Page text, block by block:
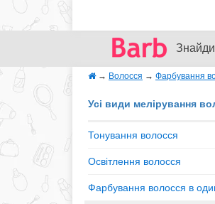
→ Волосся → Фарбування
Усі види мелірування
Тонування волосся
Освітлення волосся
Фарбування волосся в